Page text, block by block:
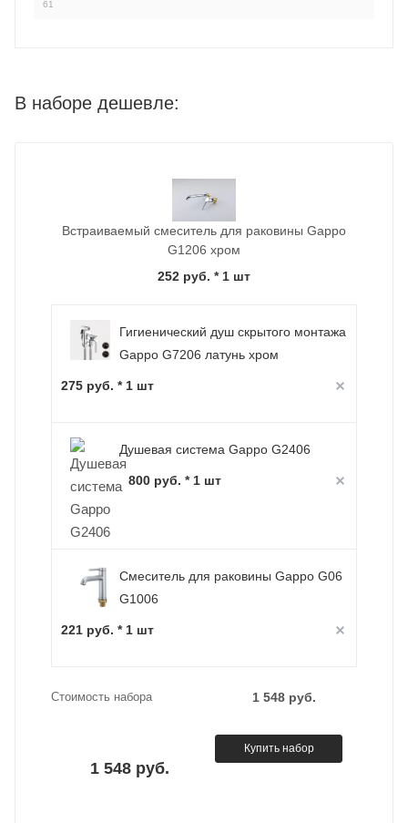
61
В наборе дешевле:
Встраиваемый смеситель для раковины Gappo
G1206 хром
252 руб. * 1 шт
Гигиенический душ скрытого монтажа
Gappo G7206 латунь хром
275 руб. * 1 шт
Душевая система Gappo G2406
800 руб. * 1 шт
Смеситель для раковины Gappo G06
G1006
221 руб. * 1 шт
Стоимость набора 1 548 руб.
1 548 руб.
Купить набор